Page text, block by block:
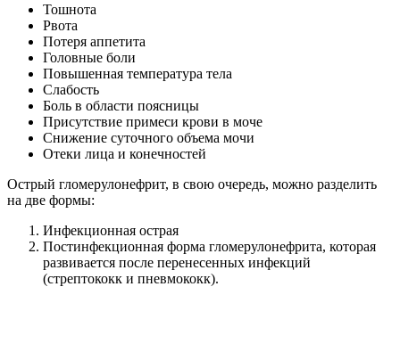
Тошнота
Рвота
Потеря аппетита
Головные боли
Повышенная температура тела
Слабость
Боль в области поясницы
Присутствие примеси крови в моче
Снижение суточного объема мочи
Отеки лица и конечностей
Острый гломерулонефрит, в свою очередь, можно разделить
на две формы:
Инфекционная острая
Постинфекционная форма гломерулонефрита, которая
развивается после перенесенных инфекций
(стрептококк и пневмококк).